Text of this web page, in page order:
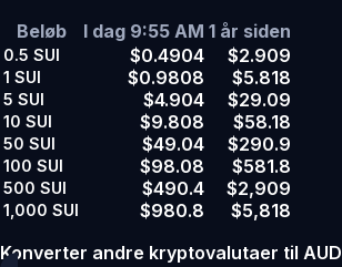
Beløb
I dag 9:55 AM 1 år siden
0.5 SUI $0.4904 $2.909
1 SUI $0.9808 $5.818
5 SUI $4.904 $29.09
10 SUI $9.808 $58.18
50 SUI $49.04 $290.9
100 SUI $98.08 $581.8
500 SUI $490.4 $2,909
1,000 SUI $980.8
$5,818
Konverter andre kryptovalutaer til AUD